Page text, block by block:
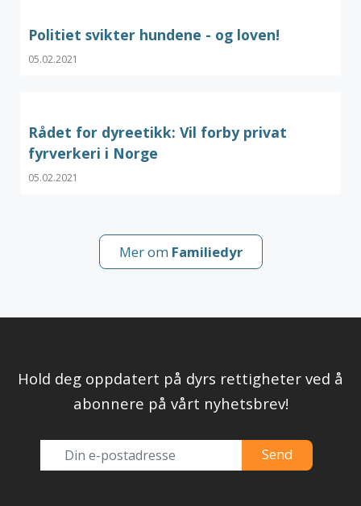
Politiet svikter hundene - og loven!
05.02.2021
Rådet for dyreetikk: Vil forby privat
fyrverkeri i Norge
05.02.2021
Mer om Familiedyr
Hold deg oppdatert på dyrs rettigheter ved å
abonnere på vårt nyhetsbrev!